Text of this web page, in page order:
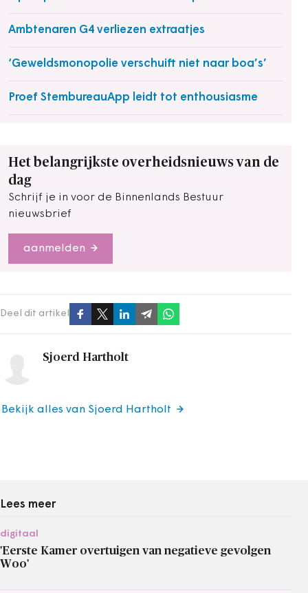
Ambtenaren G4 verliezen extraatjes
‘Geweldsmonopolie verschuift niet naar boa’s’
Proef StembureauApp leidt tot enthousiasme
Het belangrijkste overheidsnieuws van de
dag
Schrijf je in voor de Binnenlands Bestuur
nieuwsbrief
aanmelden
Deel dit artikel
Sjoerd Hartholt
Bekijk alles van Sjoerd Hartholt
Lees meer
digitaal
'Eerste Kamer overtuigen van negatieve gevolgen
Woo'